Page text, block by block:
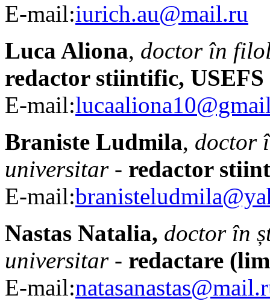
E-mail:iurich.au@mail.ru
Luca Aliona, doctor în
redactor stiintific, USEFS
E-mail:
Braniste Ludmila, doctor
universitar- redactor
E-mail:
Nastas Natalia, doctor în
universitar- redactare
E-mail: